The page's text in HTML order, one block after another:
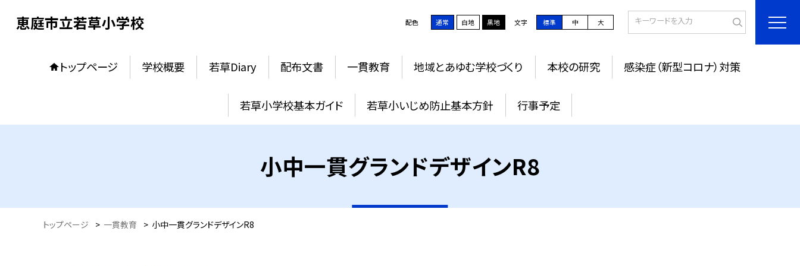
恵庭市立若草小学校 配色 通常 白地 黒地 文字 標準 中 大
トップページ 学校概要 若草Diary 配布文書 一貫教育 地域とあゆむ学校づくり 本校の研究 感染症（新型コロナ）対策
若草小学校基本ガイド 若草小いじめ防止基本方針 行事予定
小中一貫グランドデザインR8
トップページ > 一貫教育 > 小中一貫グランドデザインR8